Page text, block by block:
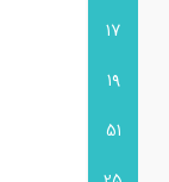
17
19
51